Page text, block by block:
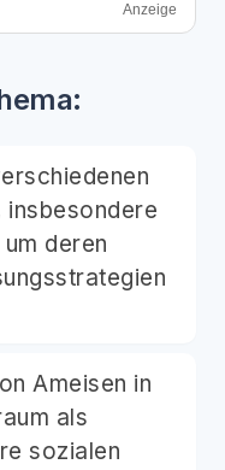
Anzeige
insbesondere
um deren
Ameisen in
als
sozialen